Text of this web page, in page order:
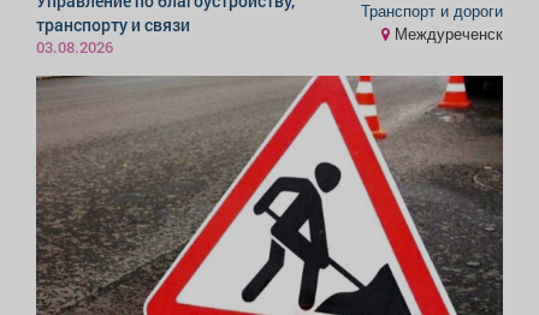
транспорту и связи
03.08.2026
Транспорт и дороги
Междуреченск